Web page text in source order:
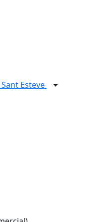
Esteve